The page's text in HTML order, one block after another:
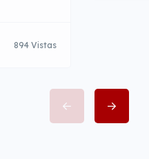
894 Vistas